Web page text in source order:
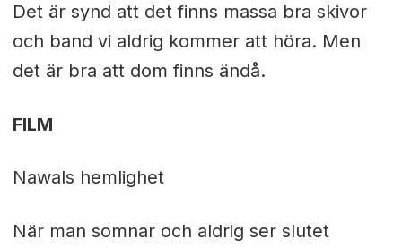
Det är synd att det finns massa bra skivor
och band vi aldrig kommer att höra. Men
det är bra att dom finns ändå.
FILM
Nawals hemlighet
När man somnar och aldrig ser slutet